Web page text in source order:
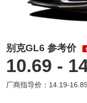
克GL6的 Super
云端共享，提升
别克GL6 参考价
10.69 -
厂商指导价：14.19-